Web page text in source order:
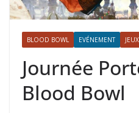
BLOOD BOWL EVÉNEMENT
Journée
Blood Bowl